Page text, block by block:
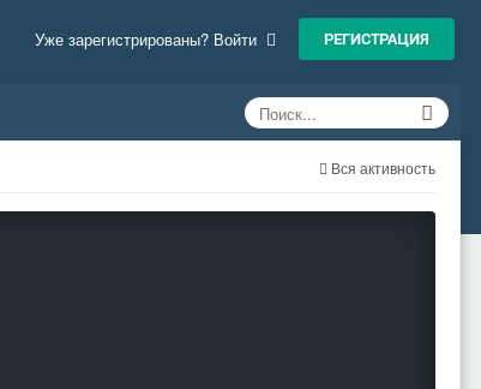
Уже зарегистрированы? Войти РЕГИСТРАЦИЯ
Вся активность